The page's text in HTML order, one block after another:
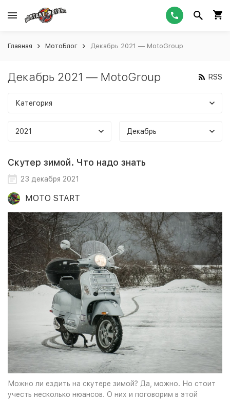
Главная МотоБлог Декабрь 2021 — MotoGroup
Декабрь 2021 — MotoGroup RSS
Категория
2021 Декабрь
Скутер зимой. Что надо знать
23 декабря 2021
MOTO START
Можно ли ездить на скутере зимой? Да, можно. Но стоит
учесть несколько нюансов. О них и поговорим в этой